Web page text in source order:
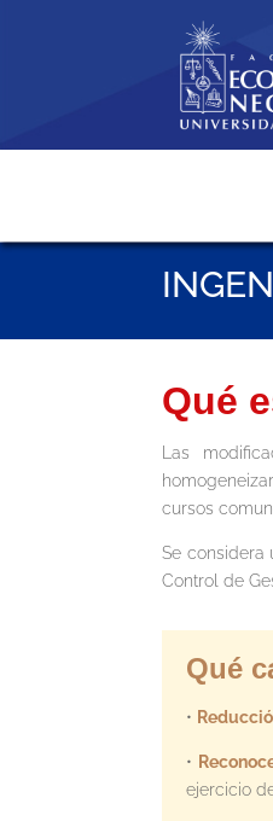
Qué
Las
cursos
Se considera
Control de
Qué
•
•
ejercicio